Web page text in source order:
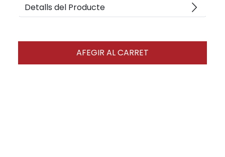
Detalls del Producte arrow_forward_ios
AFEGIR AL CARRET